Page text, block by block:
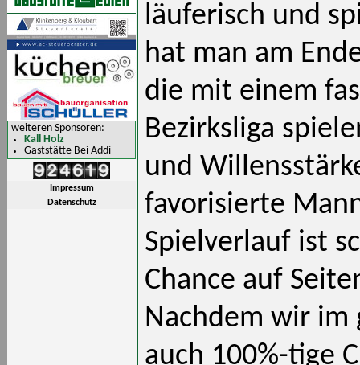
weiteren Sponsoren:
Kall Holz
Gaststätte Bei Addi
Impressum
Datenschutz
läuferisch und
hat man am
die mit einem
Bezirksliga
und
favorisierte
Spielverlauf ist
Chance auf
Nachdem wir im
auch 100%-tige